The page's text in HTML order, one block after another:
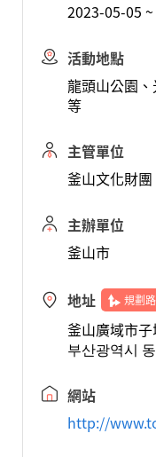
2023-05-05
活動地點
龍頭山公園
等
主管單位
釜山文化財團
主辦單位
釜山市
地址 規劃
釜山廣域市
부산광역시
網站
http://